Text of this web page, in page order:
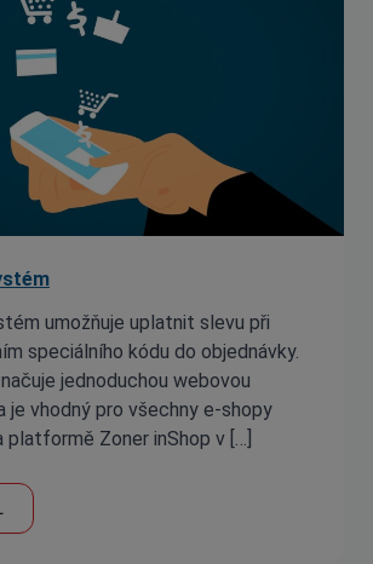
umožňuje uplatnit slevu při
speciálního kódu do objednávky.
jednoduchou webovou
je vhodný pro všechny e-shopy
platformě Zoner inShop v […]